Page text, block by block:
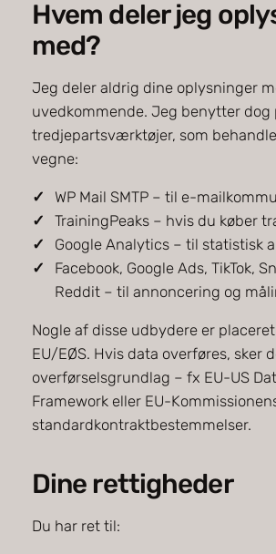
Hvem deler jeg
med?
Jeg deler aldrig dine oplysninger
uvedkommende. Jeg benytter dog
tredjepartsværktøjer, som
vegne:
WP Mail SMTP – til e-
TrainingPeaks – hvis du køber
Google Analytics – til statistisk
Facebook, Google Ads, TikTok,
Reddit – til annoncering og
Nogle af disse udbydere er
EU/EØS. Hvis data overføres, sker
overførselsgrundlag – fx EU-US
Framework eller EU-
standardkontraktbestemmelser.
Dine rettigheder
Du har ret til: